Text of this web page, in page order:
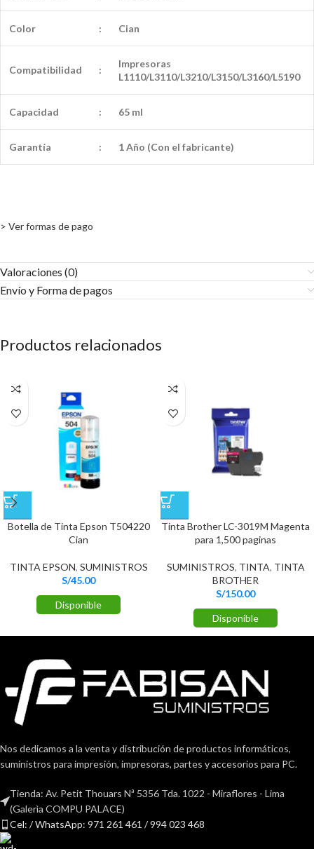
Color : Cian
Compatibilidad :
Impresoras
L1110/L3110/L3210/L3150/L3160/L5190
Capacidad : 65 ml
Garantía : 1 Año (Con el fabricante)
> Ver formas de pago
Valoraciones (0)
Envío y Forma de pagos​
Productos relacionados
Botella de Tinta Epson T504220
Cian
TINTA EPSON, SUMINISTROS
S/45.00
Disponible
Tinta Brother LC-3019M Magenta
para 1,500 paginas
SUMINISTROS, TINTA, TINTA
BROTHER
S/150.00
Disponible
Nos dedicamos a la venta y distribución de productos informáticos,
suministros para impresión, impresoras, partes y accesorios para PC.
Tienda: Av. Petit Thouars Nª 5356 Tda. 1022 - Miraflores - Lima
(Galerìa COMPU PALACE)
Cel: / WhatsApp: 971 261 461 / 994 023 468